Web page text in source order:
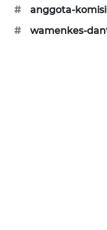
#
anggota-
#
wamenkes-
KELISTRIKAN
WALINKI